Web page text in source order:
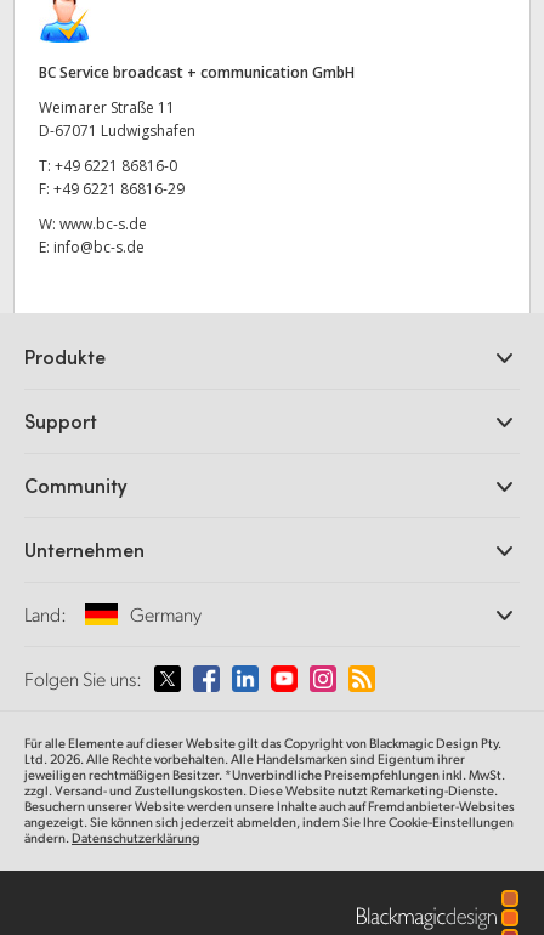
BC Service broadcast + communication GmbH
Weimarer Straße 11
D-67071 Ludwigshafen
T: +49 6221 86816-0
F: +49 6221 86816-29
W: www.bc-s.de
E: info@bc-s.de
Produkte
DaVinci Resolve und Fusion Software
Ultimatte
Aufzeichnung und Wiedergabe
Norm- und Formatwandlung
Netzwerkspeicher
Signalverteilung und Distribution
Streaming und Encoding
Support
Support-Center
Community
Unternehmen
Informationen über uns
Medien
Land: Germany
Wählen Sie Ihr Land aus
Australia
Austria
Folgen Sie uns:
Für alle Elemente auf dieser Website gilt das Copyright von Blackmagic Design Pty.
Ltd. 2026. Alle Rechte vorbehalten. Alle Handelsmarken sind Eigentum ihrer
jeweiligen rechtmäßigen Besitzer. *Unverbindliche Preisempfehlungen inkl. MwSt.
zzgl. Versand- und Zustellungskosten. Diese Website nutzt Remarketing-Dienste.
Besuchern unserer Website werden unsere Inhalte auch auf Fremdanbieter-Websites
angezeigt. Sie können sich jederzeit abmelden, indem Sie Ihre Cookie-Einstellungen
ändern.Datenschutzerklärung